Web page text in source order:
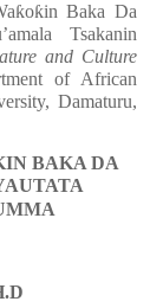
ƙoƙin Baka Da
Tsakanin
and Culture
of African
Damaturu,
IN BAKA DA